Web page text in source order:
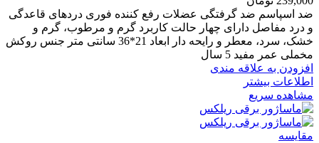
ضد اسپاسم ضد گرفتگی عضلات رفع کننده فوری دردهای قاعدگی
و درد مفاصل دارای چهار حالت کاربرد گرم و مرطوب، گرم و
خشک، سرد، معطر و رایحه دار ابعاد 21*36 سانتی متر جنس روکش
مخملی عمر مفید 5 سال
افزودن به علاقه مندی
اطلاعات بیشتر
مشاهده سریع
مقایسه